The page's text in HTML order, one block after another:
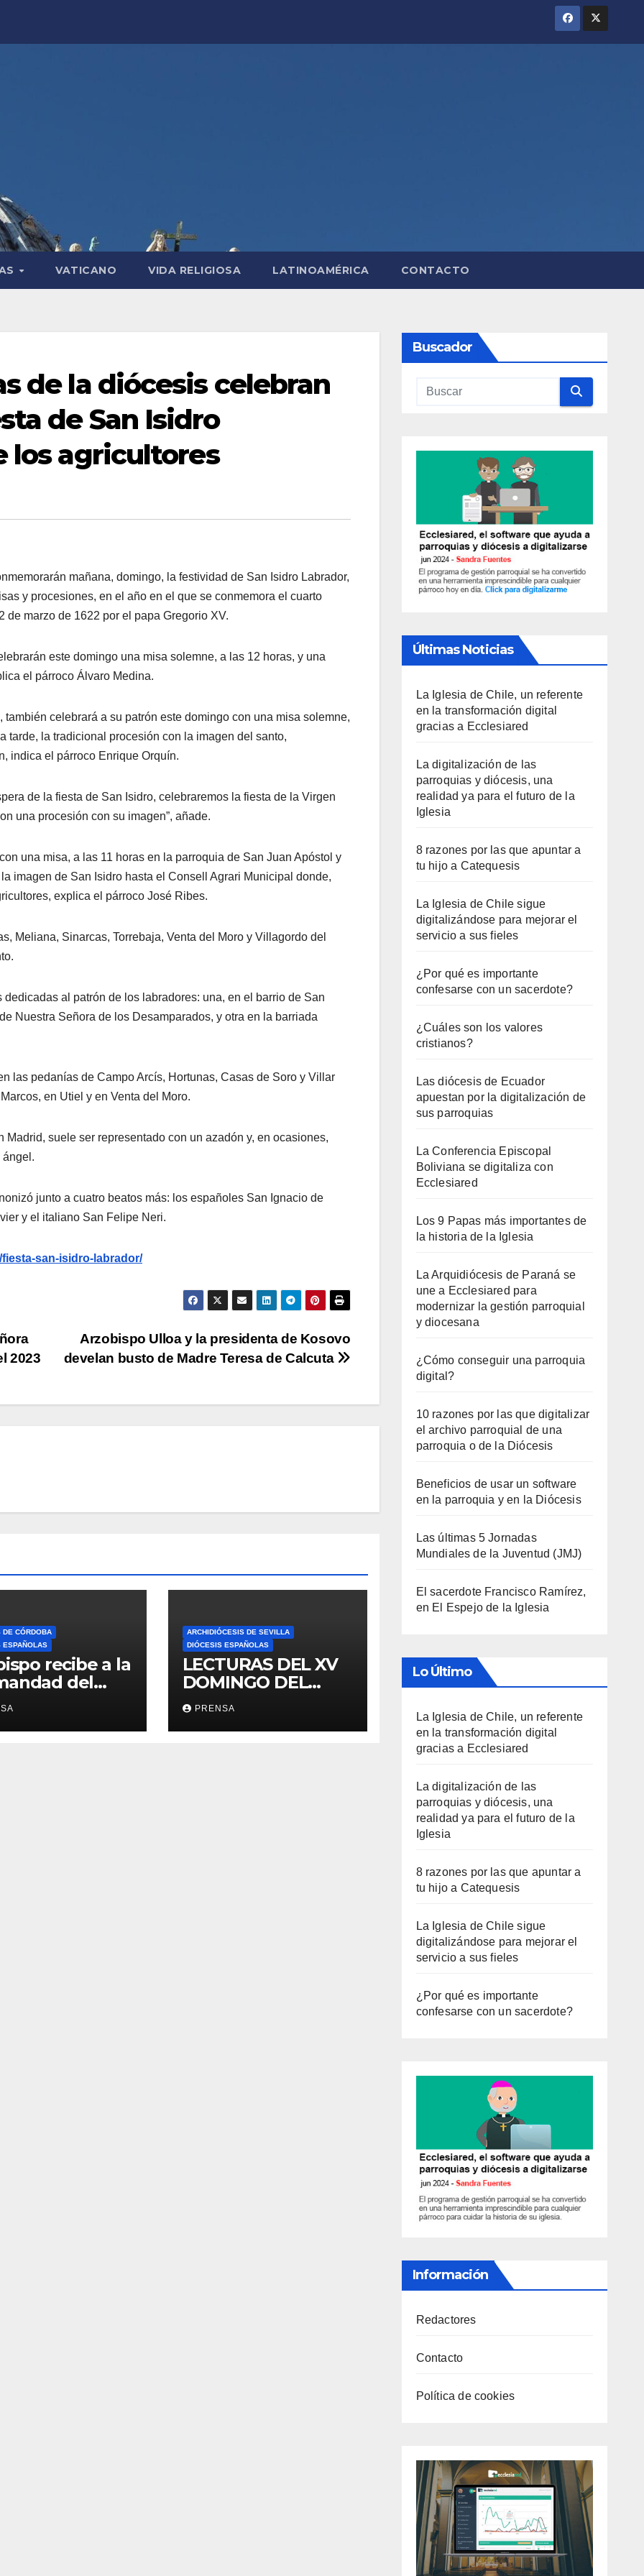
VATICANO VIDA RELIGIOSA LATINOAMÉRICA CONTACTO
de la diócesis celebran
de San Isidro
los agricultores
mañana, domingo, la festividad de San Isidro Labrador,
y procesiones, en el año en el que se conmemora el cuarto
marzo de 1622 por el papa Gregorio XV.
este domingo una misa solemne, a las 12 horas, y una
el párroco Álvaro Medina.
celebrará a su patrón este domingo con una misa solemne,
tarde, la tradicional procesión con la imagen del santo,
indica el párroco Enrique Orquín.
de la fiesta de San Isidro, celebraremos la fiesta de la Virgen
una procesión con su imagen”, añade.
una misa, a las 11 horas en la parroquia de San Juan Apóstol y
imagen de San Isidro hasta el Consell Agrari Municipal donde,
explica el párroco José Ribes.
Meliana, Sinarcas, Torrebaja, Venta del Moro y Villagordo del
al patrón de los labradores: una, en el barrio de San
Nuestra Señora de los Desamparados, y otra en la barriada
las pedanías de Campo Arcís, Hortunas, Casas de Soro y Villar
en Utiel y en Venta del Moro.
suele ser representado con un azadón y, en ocasiones,
ángel.
junto a cuatro beatos más: los españoles San Ignacio de
y el italiano San Felipe Neri.
san-isidro-labrador/
Arzobispo Ulloa y la presidenta de Kosovo
develan busto de Madre Teresa de Calcuta
2023
DE CÓRDOBA
ESPAÑOLAS
recibe a la
del
ARCHIDIÓCESIS DE SEVILLA
DIÓCESIS ESPAÑOLAS
LECTURAS DEL XV
DOMINGO DEL
TIEMPO
ORDINARIO (A)
PRENSA
Buscador
Últimas Noticias
La Iglesia de Chile, un referente
en la transformación digital
gracias a Ecclesiared
La digitalización de las
parroquias y diócesis, una
realidad ya para el futuro de la
Iglesia
8 razones por las que apuntar a
tu hijo a Catequesis
La Iglesia de Chile sigue
digitalizándose para mejorar el
servicio a sus fieles
¿Por qué es importante
confesarse con un sacerdote?
¿Cuáles son los valores
cristianos?
Las diócesis de Ecuador
apuestan por la digitalización de
sus parroquias
La Conferencia Episcopal
Boliviana se digitaliza con
Ecclesiared
Los 9 Papas más importantes de
la historia de la Iglesia
La Arquidiócesis de Paraná se
une a Ecclesiared para
modernizar la gestión parroquial
y diocesana
¿Cómo conseguir una parroquia
digital?
10 razones por las que digitalizar
el archivo parroquial de una
parroquia o de la Diócesis
Beneficios de usar un software
en la parroquia y en la Diócesis
Las últimas 5 Jornadas
Mundiales de la Juventud (JMJ)
El sacerdote Francisco Ramírez,
en El Espejo de la Iglesia
Lo Último
La Iglesia de Chile, un referente
en la transformación digital
gracias a Ecclesiared
La digitalización de las
parroquias y diócesis, una
realidad ya para el futuro de la
Iglesia
8 razones por las que apuntar a
tu hijo a Catequesis
La Iglesia de Chile sigue
digitalizándose para mejorar el
servicio a sus fieles
¿Por qué es importante
confesarse con un sacerdote?
Información
Redactores
Contacto
Política de cookies